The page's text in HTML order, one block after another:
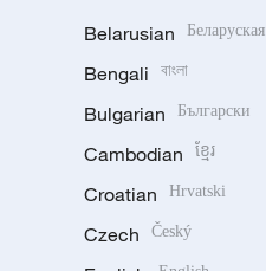
Belarusian Беларуская
Bengali বাংলা
Bulgarian Български
Cambodian ខ្មែរ
Croatian Hrvatski
Czech Český